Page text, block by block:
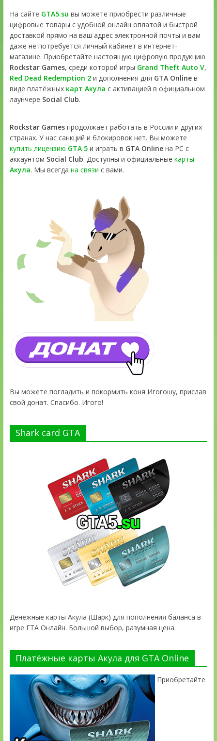
На сайте GTA5.su вы можете приобрести различные
цифровые товары с удобной онлайн оплатой и быстрой
доставкой прямо на ваш адрес электронной почты и вам
даже не потребуется личный кабинет в интернет-
магазине. Приобретайте настоящую цифровую продукцию
Rockstar Games, среди которой игры Grand Theft Auto V,
Red Dead Redemption 2и дополнения для GTA Onlineв
виде платёжных карт Акула с активацией в официальном
лаунчере Social Club.
Rockstar Gamesпродолжает работать в России и других
странах. У нас санкций и блокировок нет. Вы можете
купить лицензию GTA 5и играть в GTA Onlineна PC с
аккаунтом Social Club. Доступны и официальные карты
Акула. Мы всегда на связи с вами.
Вы можете погладить и покормить коня Игогошу, прислав
свой донат. Спасибо. Игого!
Shark card GTA
Денежные карты Акула (Шарк) для пополнения баланса в
игре ГТА Онлайн. Большой выбор, разумная цена.
Платёжные карты Акула для GTA Online
Приобретайте